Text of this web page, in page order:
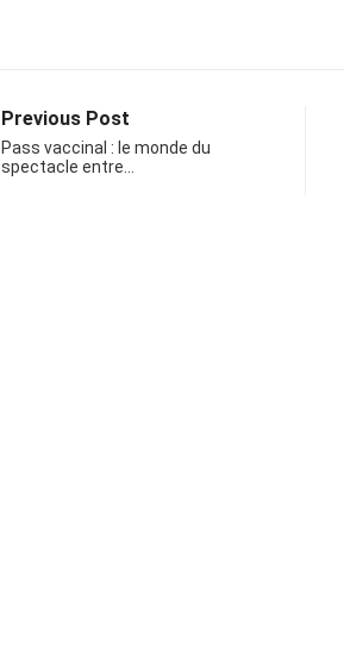
Previous Post
Pass vaccinal : le monde du
spectacle entre…